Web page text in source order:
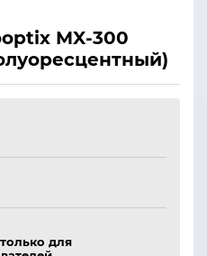
MX-300
для